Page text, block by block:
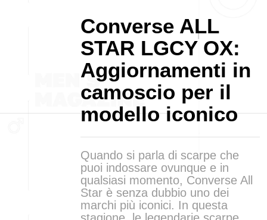
Converse ALL
STAR LGCY OX:
Aggiornamenti in
camoscio per il
modello iconico
Quando si parla di scarpe che
puoi indossare ovunque e in
qualsiasi momento, Converse All
Star è senza dubbio uno dei
marchi più iconici. In questa